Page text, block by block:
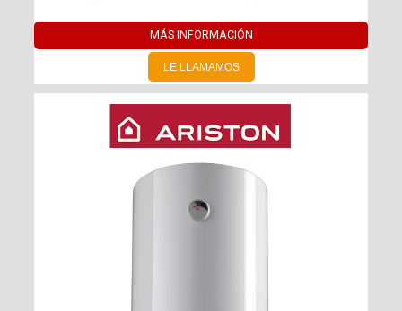
MÁS INFORMACIÓN
LE LLAMAMOS